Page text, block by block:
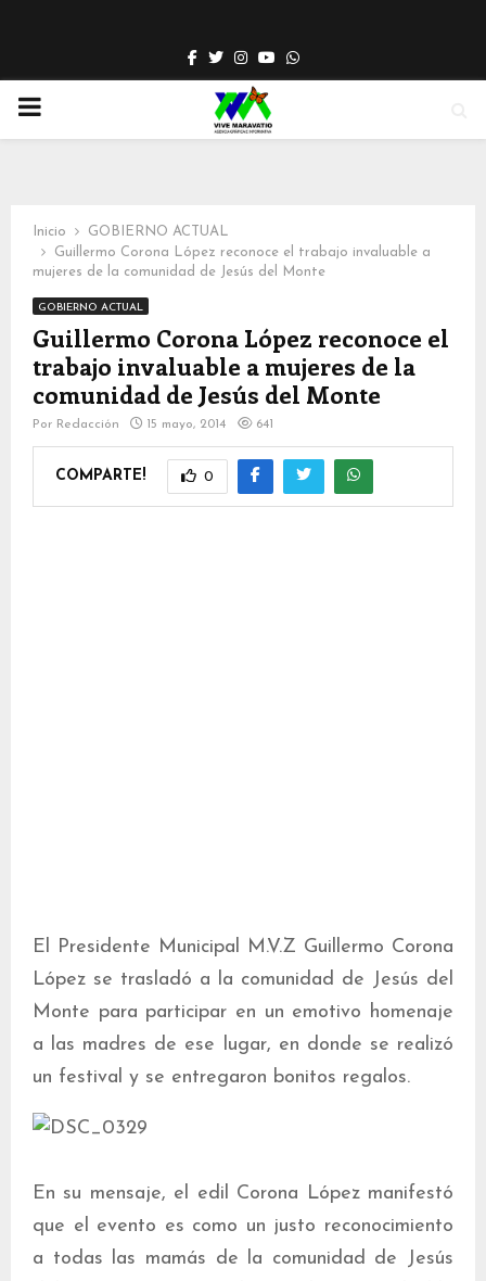
Facebook
TwitterInstagram
YoutubeWhatsapp
PRIMARY
Inicio
GOBIERNO ACTUAL
Guillermo Corona López reconoce el trabajo invaluable a
mujeres de la comunidad de Jesús del Monte
GOBIERNO ACTUAL
Guillermo Corona López reconoce el
trabajo invaluable a mujeres de la
comunidad de Jesús del Monte
Por Redacción 15 mayo, 2014 641
COMPARTE! 0
El Presidente Municipal M.V.Z Guillermo Corona
López se trasladó a la comunidad de Jesús del
Monte para participar en un emotivo homenaje
a las madres de ese lugar, en donde se realizó
un festival y se entregaron bonitos regalos.
En su mensaje, el edil Corona López manifestó
que el evento es como un justo reconocimiento
a todas las mamás de la comunidad de Jesús